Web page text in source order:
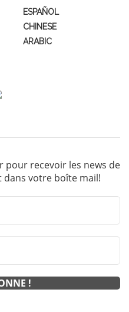
ESPAÑOL
CHINESE
ARABIC
pour recevoir les news de
votre boîte mail!